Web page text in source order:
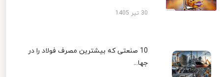
30 تیر 1405
10 صنعتی که بیشترین مصرف فولاد را در
جها...